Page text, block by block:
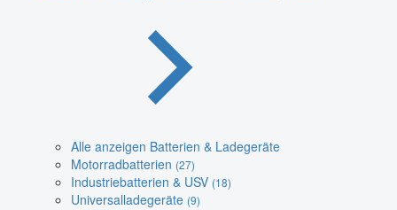
Alle anzeigen Batterien & Ladegeräte
Motorradbatterien (27)
Industriebatterien & USV (18)
Universalladegeräte (9)